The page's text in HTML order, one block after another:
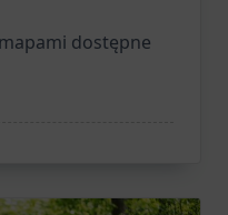
dostępne